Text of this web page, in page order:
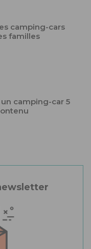
camping-cars
familles
camping-car 5